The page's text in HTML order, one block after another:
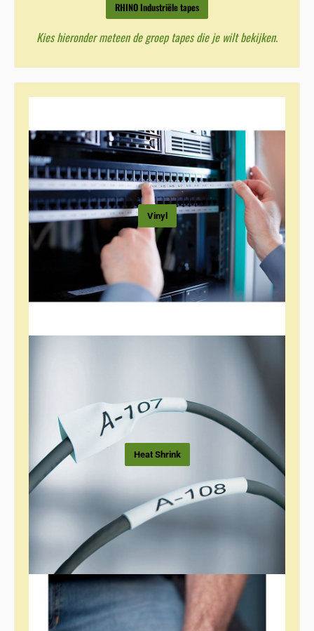
RHINO Industriële tapes
Kies hieronder meteen de groep tapes die je wilt bekijken.
Vinyl
Heat Shrink